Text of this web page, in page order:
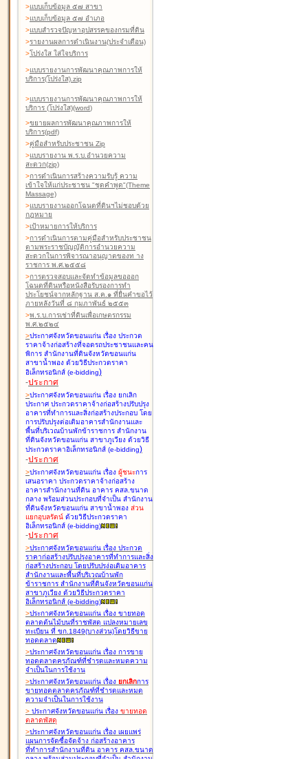
>แบบเก็บข้อมูล ๕๗ สาขา
>แบบเก็บข้อมูล ๕๗ อำเภอ
>แบบสำรวจปัญหาอุปสรรคของกรมที่ดิน
>รายงานผลการดำเนินงาน(ประจำเดือน)
>โปร่งใส ใส่ใจบริการ
>แบบรายงานการพัฒนาคุณภาพการให้
บริการ(โปร่งใส).zip
>แบบรายงานการพัฒนาคุณภาพการให้
บริการ (โปร่งใส)(word)
>ขยายผลการพัฒนาคุณภาพการให้
บริการ(pdf)
>คู่มือสำหรับประชาชน Zip
>แบบรายงาน พ.ร.บ.อำนวยความ
สะดวก(zip)
>การดำเนินการสร้างความรับรู้ ความ
เข้าใจให้แก่ประชาชน "ชุดคำพูด"(Theme
Massage)
>แบบรายงานออกโฉนดที่ดินฯไม่ชอบด้วย
กฎหมาย
>เป้าหมายการให้บริการ
>การดำเนินการตามคู่มือสำหรับประชาชน
ตามพระราชบัญญัติการอำนวยความ
สะดวกในการพิจารณาอนุญาตของท าง
ราชการ พ.ศ.๒๕๕๘
>การตรวจสอบและจัดทำข้อมูลขอออก
โฉนดที่ดินหรือหนังสือรับรองการทำ
ประโยชน์จากหลักฐาน ส.ค.๑ ที่ยื่นคำขอไว้
ภายหลังวันที่ ๘ กุมภาพันธ์ ๒๕๕๓
>พ.ร.บ.การเช่าที่ดินเพื่อเกษตรกรรม
พ.ศ.๒๕๒๔
>ประกาศจังหวัดขอนแก่น เรื่อง ประกวด
ราคาจ้างก่อสร้างที่จอดรถประชาชนและคน
พิการ สำนักงานที่ดินจังหวัดขอนแก่น
สาขาน้ำพอง ด้วยวิธีประกวดราคา
อิเล็กทรอนิกส์ (e-bidding)
-ประกาศ
>ประกาศจังหวัดขอนแก่น เรื่อง ยกเลิก
ประกาศ ประกวดราคาจ้างก่อสร้างปรับปรุง
อาคารที่ทำการและสิ่งก่อสร้างประกอบ โดย
การปรับปรุงต่อเติมอาคารสำนักงานและ
พื้นที่บริเวณบ้านพักข้าราชการ สำนักงาน
ที่ดินจังหวัดขอนแก่น สาขาภูเวียง ด้วยวิธี
ประกวดราคาอิเล็กทรอนิกส์ (e-bidding)
-ประกาศ
>ประกาศจังหวัดขอนแก่น เรื่อง ผู้ชนะการ
เสนอราคา ประกวดราคาจ้างก่อสร้าง
อาคารสำนักงานที่ดิน อาคาร คสล.ขนาด
กลาง พร้อมส่วนประกอบที่จำเป็น สำนักงาน
ที่ดินจังหวัดขอนแก่น สาขาน้ำพอง ส่วน
แยกอุบลรัตน์ ด้วยวิธีประกวดราคา
อิเล็กทรอนิกส์ (e-bidding)
-ประกาศ
>ประกาศจังหวัดขอนแก่น เรื่อง ประกวด
ราคาก่อสร้างปรับปรุงอาคารที่ทำการและสิ่ง
ก่อสร้างประกอบ โดยปรับปรุง่อเติมอาคาร
สำนักงานและพื้นที่บริเวณบ้านพัก
ข้าราชการ สำนักงานที่ดินจังหวัดขอนแก่น
สาขาภูเวียง ด้วยวิธีประกวดราคา
อิเล็กทรอนิกส์ (e-bidding)
>ประกาศจังหวัดขอนแก่น เรื่อง ขายทอด
ตลาดต้นไม้บนที่ราชพัสดุ แปลงหมายเลข
ทะเบียน ที่ ขก.1849(บางส่วน)โดยวิธีขาย
ทอดตลาด
>ประกาศจังหวัดขอนแก่น เรื่อง การขาย
ทอดตลาดครุภัณฑ์ที่ชำรุดและหมดความ
จำเป็นในการใช้งาน
>ประกาศจังหวัดขอนแก่น เรื่อง ยกเลิกการ
ขายทอดตลาดครุภัณฑ์ที่ชำรุดและหมด
ความจำเป็นในการใช้งาน
> ประกาศจังหวัดขอนแก่น เรื่อง ขายทอด
ตลาดพัสดุ
>ประกาศจังหวัดขอนแก่น เรื่อง เผยแพร่
แผนการจัดซื้อจัดจ้าง ก่อสร้างอาคาร
ที่ทำการสำนักงานที่ดิน อาคาร คสล.ขนาด